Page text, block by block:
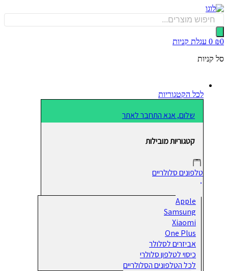
0 עגלת קניות
לכל הקטגוריות
שלום, אנא התחבר לאתר
קטגוריות מובילות
טלפונים סלולריים
Apple
Samsung
Xiaomi
One Plus
אביזרים לסלולר
כיסוי לטלפון סלולרי
לכל הטלפונים הסלולריים